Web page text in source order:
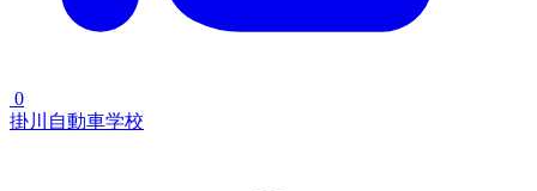
0
掛川自動車学校